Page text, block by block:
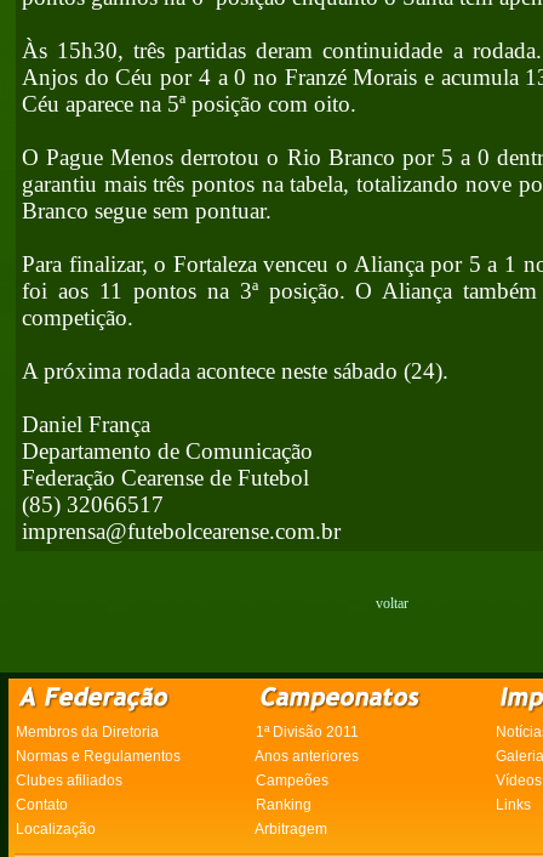
Às 15h30, três partidas deram continuidade a
Anjos do Céu por 4 a 0 no Franzé Morais e acumula
Céu aparece na 5ª posição com oito.
O Pague Menos derrotou o Rio Branco por 5 a 0
garantiu mais três pontos na tabela, totalizando nove
Branco segue sem pontuar.
Para finalizar, o Fortaleza venceu o Aliança por 5 a 1
foi aos 11 pontos na 3ª posição. O Aliança
competição.
A próxima rodada acontece neste sábado (24).
Daniel França
Departamento de Comunicação
Federação Cearense de Futebol
(85) 32066517
imprensa@futebolcearense.com.br
voltar
Membros da Diretoria 1ª Divisão 2011
Normas e Regulamentos
Anos anteriores
Clubes afiliados
Campeões
Vídeos
Contato
Ranking
Links
Localização
Arbitragem